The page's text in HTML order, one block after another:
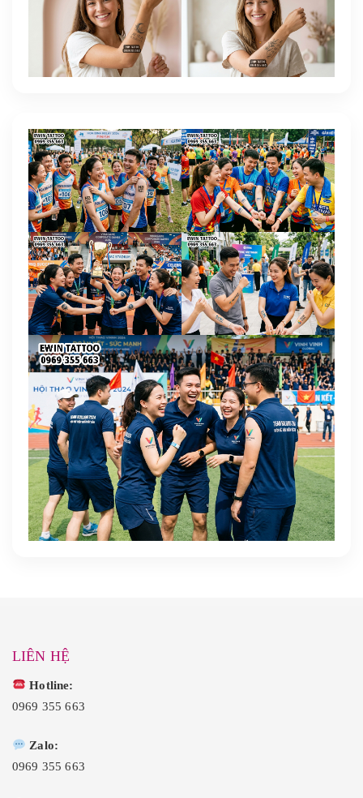
LIÊN HỆ
Hotline:
0969 355 663
Zalo:
0969 355 663